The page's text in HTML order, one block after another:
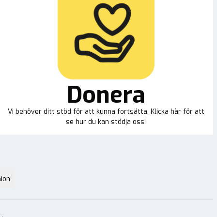
Donera
Vi behöver ditt stöd för att kunna fortsätta. Klicka här för att
se hur du kan stödja oss!